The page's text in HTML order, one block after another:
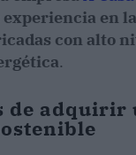
experiencia en la
con alto
.
de adquirir